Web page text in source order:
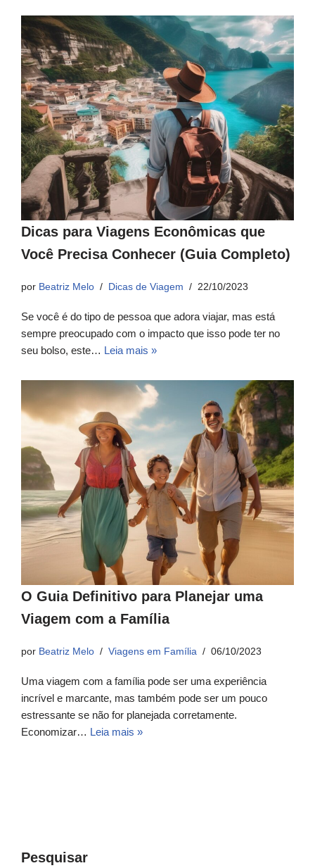
Dicas para Viagens Econômicas que
Você Precisa Conhecer (Guia Completo)
por Beatriz Melo Dicas de Viagem 22/10/2023
Se você é do tipo de pessoa que adora viajar, mas está
sempre preocupado com o impacto que isso pode ter no
seu bolso, este… Leia mais »
O Guia Definitivo para Planejar uma
Viagem com a Família
por Beatriz Melo Viagens em Família 06/10/2023
Uma viagem com a família pode ser uma experiência
incrível e marcante, mas também pode ser um pouco
estressante se não for planejada corretamente.
Economizar… Leia mais »
Pesquisar